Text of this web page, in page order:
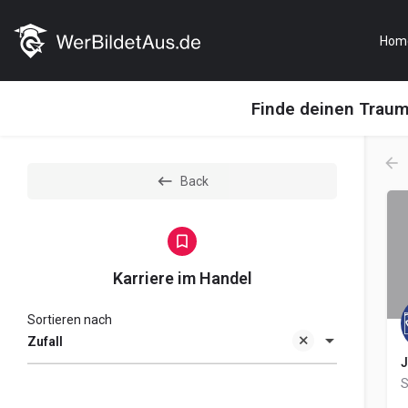
Finde deinen
Back
Karriere im Handel
Zufall
Sortieren nach